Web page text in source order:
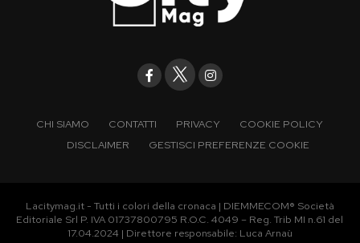
CHI SIAMO CONTATTI PRIVACY
COOKIE POLICY
DISCLAIMER
GESTISCI PREFERENZE COOKIE
Lacitymag.it - Tutti i colori della cronaca | DIEMMECOM® Società
Editoriale Srl P. IVA 01737800795 R.O.C. 4049 – Reg. Trib MI n.61 del
17.04.2024 | Direttore responsabile: Luca Arnaù